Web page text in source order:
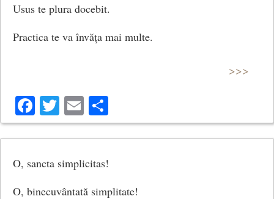
Usus te plura docebit.
Practica te va învăţa mai multe.
>>>
Facebook
Twitter
Email
O, sancta simplicitas!
O, binecuvântată simplitate!